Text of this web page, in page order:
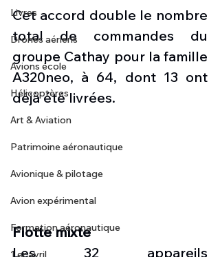
Livres
Drones aériens
Avions école
Hélicoptères
Art & Aviation
Patrimoine aéronautique
Avionique & pilotage
Avion expérimental
Formation aéronautique
1 er avril
Cet accord double le nombre
total de commandes du
groupe Cathay pour la famille
A320neo, à 64, dont 13 ont
déjà été livrées.
Flotte mixte
Les 32 appareils